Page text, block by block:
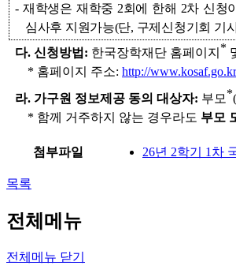
- 재학생은 재학중 2회에 한해 2차 신청
심사후 지원가능(단, 구제신청기회 기
다. 신청방법 : 한국장학재단 홈페이지 *
* 홈페이지 주소: http://www.kosaf.go.kr
라. 가구원 정보제공 동의 대상자: 부모 *(
* 함께 거주하지 않는 경우라도 부모
첨부파일 26년 2학기 1차
목록
전체메뉴
전체메뉴 닫기